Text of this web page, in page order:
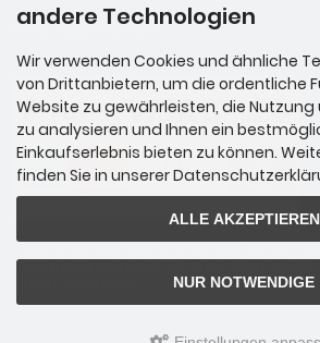
Zahlungsmethoden
weisen bequem nach Erhalt der Ware direkt
andere Technologien
Wir verwenden Cookies und ähnliche
von Drittanbietern, um die ordentliche
Website zu gewährleisten, die
zu analysieren und Ihnen ein
Einkaufserlebnis bieten zu können.
finden Sie in unserer
ALLE AKZEPTIEREN
NUR NOTWENDIGE